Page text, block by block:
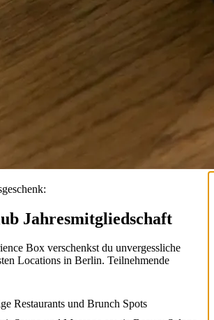
Jahresmitgliedschaft
Box verschenkst du unvergessliche
Locations in Berlin. Teilnehmende
Restaurants und Brunch Spots